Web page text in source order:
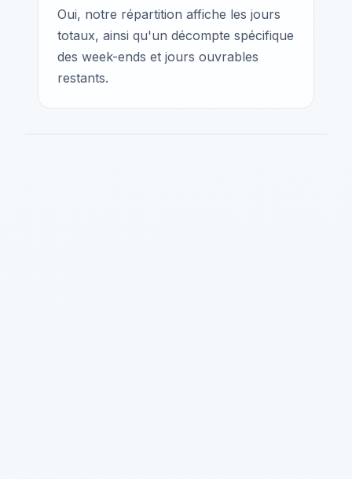
Oui, notre répartition affiche les jours
totaux, ainsi qu'un décompte spécifique
des week-ends et jours ouvrables
restants.